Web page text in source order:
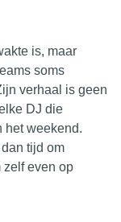
is, maar
soms
verhaal is geen
DJ die
het weekend.
tijd om
even op